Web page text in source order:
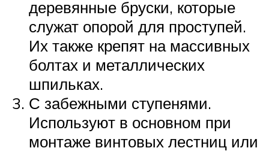
деревянные бруски, которые
служат опорой для проступей.
Их также крепят на массивных
болтах и металлических
шпильках.
С забежными ступенями.
Используют в основном при
монтаже винтовых лестниц или